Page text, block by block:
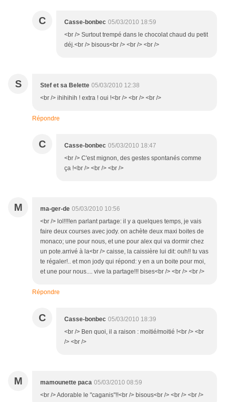
C Casse-bonbec 05/03/2010 18:59
<br /> Surtout trempé dans le chocolat chaud du petit
déj.<br /> bisous<br /> <br /> <br />
S Stef et sa Belette 05/03/2010 12:38
<br /> ihihihih ! extra ! oui !<br /> <br /> <br />
Répondre
C Casse-bonbec 05/03/2010 18:47
<br /> C'est mignon, des gestes spontanés comme
ça !<br /> <br /> <br />
M ma-ger-de 05/03/2010 10:56
<br /> lol!!!!en parlant partage: il y a quelques temps, je vais
faire deux courses avec jody. on achète deux maxi boites de
monaco; une pour nous, et une pour alex qui va dormir chez
un pote.arrivé à la<br /> caisse, la caissière lui dit: ouh!! tu vas
te régaler!.. et mon jody qui répond: y en a un boite pour moi,
et une pour nous.... vive la partage!!! bises<br /> <br /> <br />
Répondre
C Casse-bonbec 05/03/2010 18:39
<br /> Ben quoi, il a raison : moitié/moitié !<br /> <br
/> <br />
M mamounette paca 05/03/2010 08:59
<br /> Adorable le "caganis"!!<br /> bisous<br /> <br /> <br />